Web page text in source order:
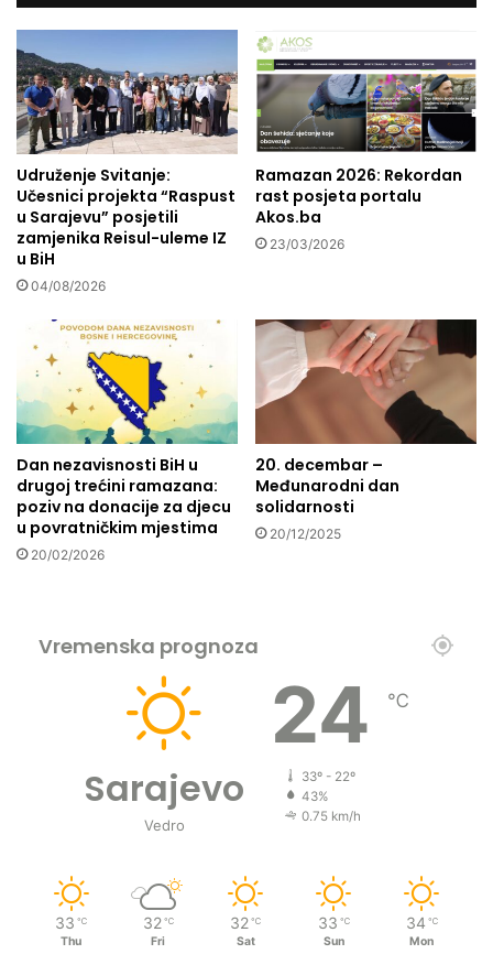
v
o
d
i
t
i
i
z
b
a
l
a
s
ž
i
o
t
?
e
o
s
a
k
o
j
a
o
p
a
d
Udruženje Svitanje:
Učesnici projekta “Raspust
u Sarajevu” posjetili
zamjenika Reisul-uleme IZ
u BiH
04/08/2026
Ramazan 2026: Rekordan
rast posjeta portalu
Akos.ba
23/03/2026
Dan nezavisnosti BiH u
drugoj trećini ramazana:
poziv na donacije za djecu
u povratničkim mjestima
20/02/2026
20. decembar –
Međunarodni dan
solidarnosti
20/12/2025
Vremenska prognoza
Sarajevo
Vedro
24 ℃
33º - 22º
43%
0.75 km/h
33 ℃
Thu
32 ℃
Fri
32 ℃
Sat
33 ℃
Sun
34 ℃
Mon